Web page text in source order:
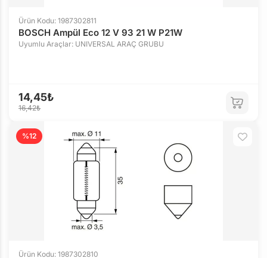
Ürün Kodu: 1987302811
BOSCH Ampül Eco 12 V 93 21 W P21W
Uyumlu Araçlar: UNIVERSAL ARAÇ GRUBU
14,45₺
16,42₺
%12
Ürün Kodu: 1987302810